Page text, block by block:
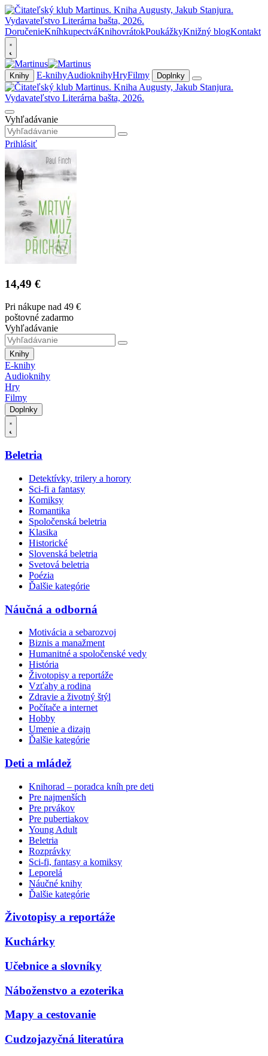
DoručenieKníhkupectváKnihovrátokPoukážkyKnižný blogKontakt
Knihy E-knihyAudioknihyHryFilmy Doplnky
Vyhľadávanie
Prihlásiť
14,49 €
Pri nákupe nad 49 €
poštovné zadarmo
Vyhľadávanie
Knihy
E-knihy
Audioknihy
Hry
Filmy
Doplnky
Beletria
Detektívky, trilery a horory
Sci-fi a fantasy
Komiksy
Romantika
Spoločenská beletria
Klasika
Historické
Slovenská beletria
Svetová beletria
Poézia
Ďalšie kategórie
Náučná a odborná
Motivácia a sebarozvoj
Biznis a manažment
Humanitné a spoločenské vedy
História
Životopisy a reportáže
Vzťahy a rodina
Zdravie a životný štýl
Počítače a internet
Hobby
Umenie a dizajn
Ďalšie kategórie
Deti a mládež
Knihorad – poradca kníh pre deti
Pre najmenších
Pre prvákov
Pre pubertiakov
Young Adult
Beletria
Rozprávky
Sci-fi, fantasy a komiksy
Leporelá
Náučné knihy
Ďalšie kategórie
Životopisy a reportáže
Kuchárky
Učebnice a slovníky
Náboženstvo a ezoterika
Mapy a cestovanie
Cudzojazyčná literatúra